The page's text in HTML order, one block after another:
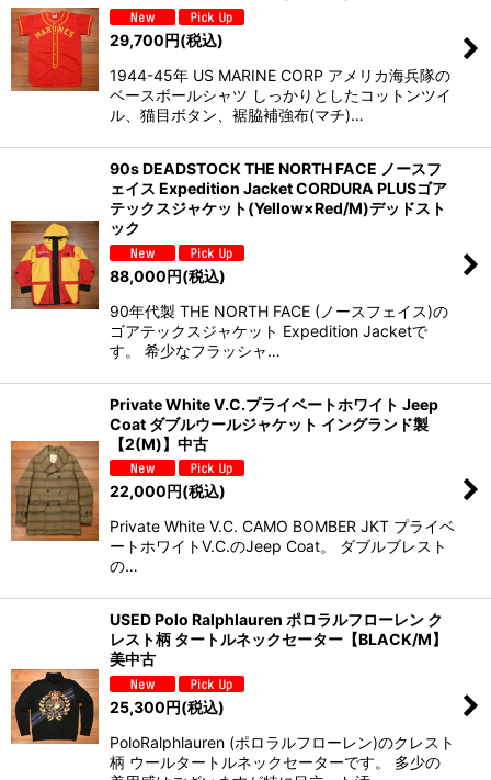
29,700円(税込)
1944-45年 US MARINE CORP アメリカ海兵隊の
ベースボールシャツ しっかりとしたコットンツイ
ル、猫目ボタン、裾脇補強布(マチ)…
90s DEADSTOCK THE NORTH FACE ノースフ
ェイス Expedition Jacket CORDURA PLUSゴア
テックスジャケット(Yellow×Red/M)デッドスト
ック
88,000円(税込)
90年代製 THE NORTH FACE (ノースフェイス)の
ゴアテックスジャケット Expedition Jacketで
す。 希少なフラッシャ…
Private White V.C.プライベートホワイト Jeep
Coat ダブルウールジャケット イングランド製
【2(M)】中古
22,000円(税込)
Private White V.C. CAMO BOMBER JKT プライベ
ートホワイトV.C.のJeep Coat。 ダブルブレスト
の…
USED Polo Ralphlauren ポロラルフローレン ク
レスト柄 タートルネックセーター【BLACK/M】
美中古
25,300円(税込)
PoloRalphlauren (ポロラルフローレン)のクレスト
柄 ウールタートルネックセーターです。 多少の